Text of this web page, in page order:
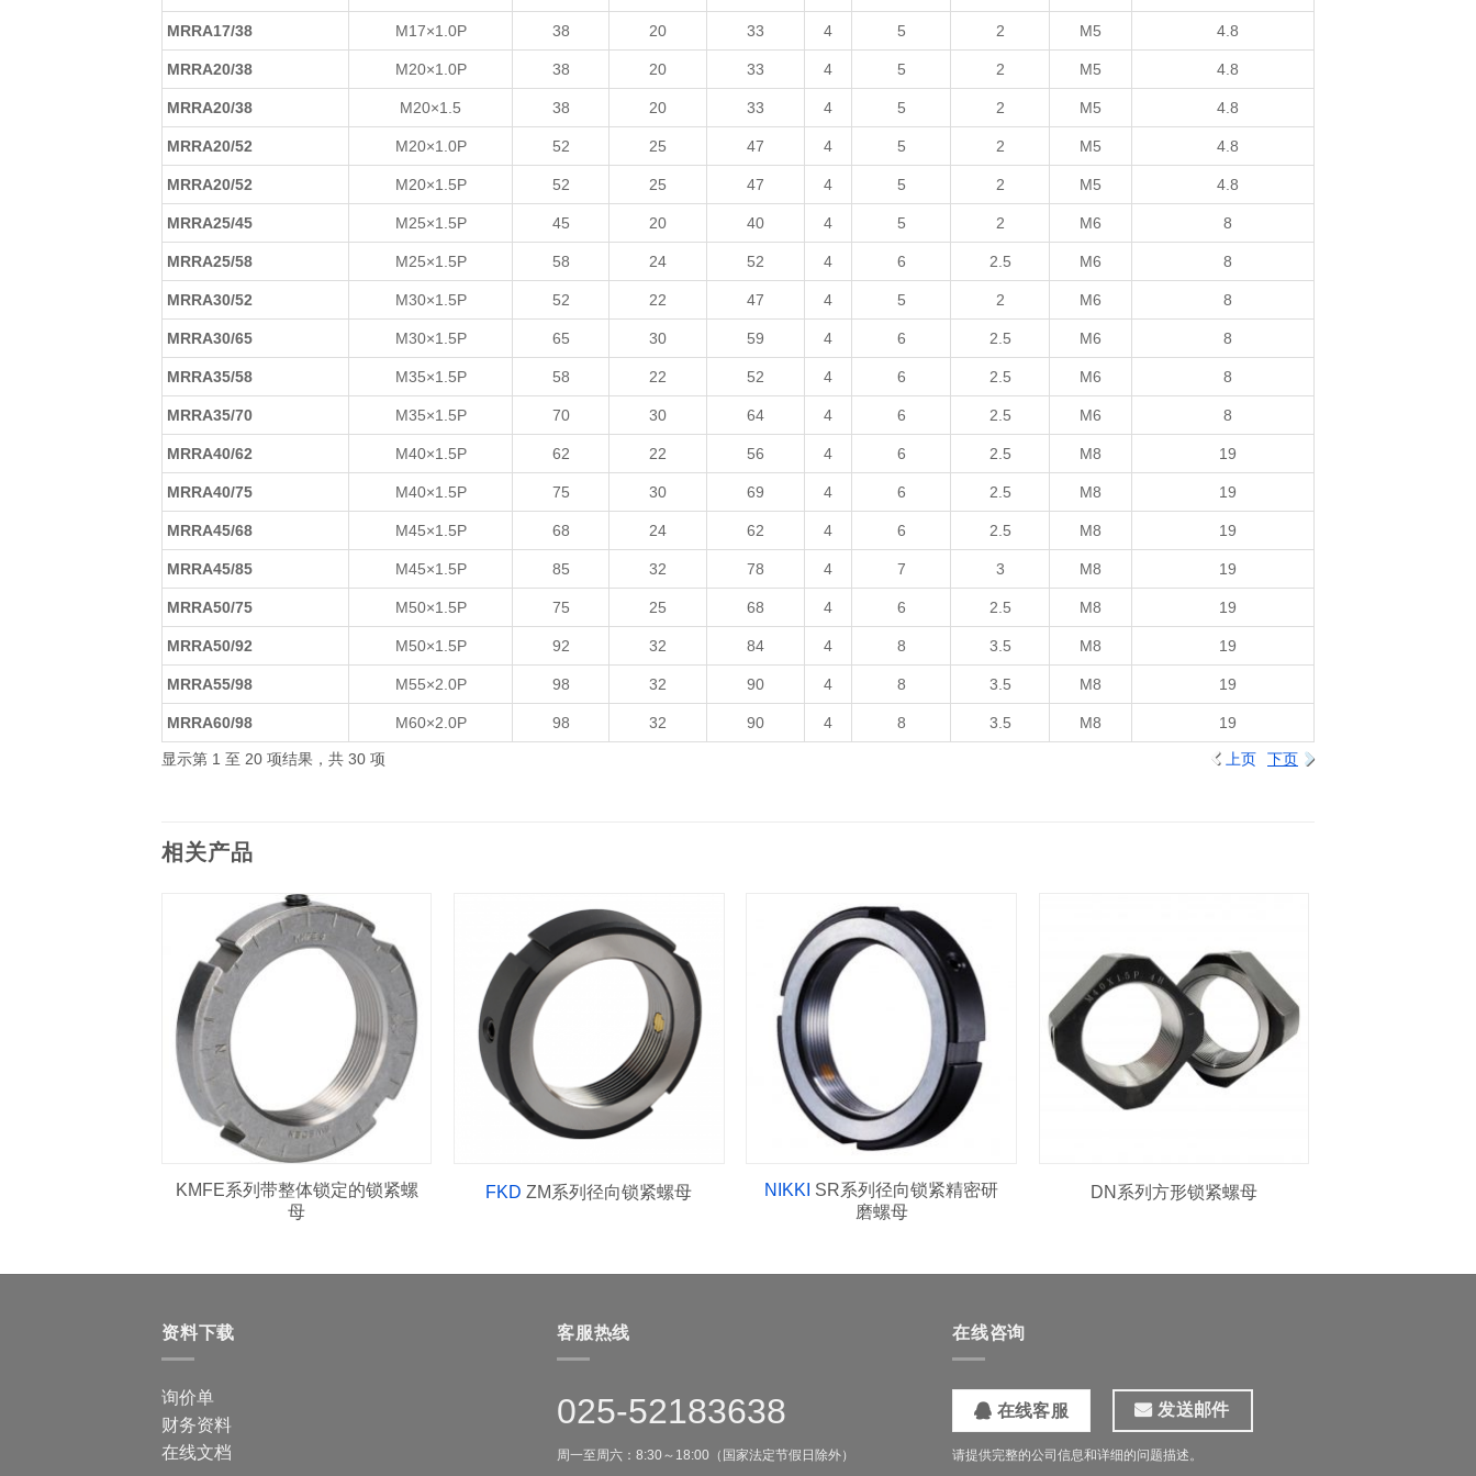
MRRA17/38 M17×1.0P 38 20 33 4 5 2 M5 4.8
MRRA20/38 M20×1.0P 38 20 33 4 5 2 M5 4.8
MRRA20/38 M20×1.5 38 20 33 4 5 2 M5 4.8
MRRA20/52 M20×1.0P 52 25 47 4 5 2 M5 4.8
MRRA20/52 M20×1.5P 52 25 47 4 5 2 M5 4.8
MRRA25/45 M25×1.5P 45 20 40 4 5 2 M6 8
MRRA25/58 M25×1.5P 58 24 52 4 6 2.5 M6 8
MRRA30/52 M30×1.5P 52 22 47 4 5 2 M6 8
MRRA30/65 M30×1.5P 65 30 59 4 6 2.5 M6 8
MRRA35/58 M35×1.5P 58 22 52 4 6 2.5 M6 8
MRRA35/70 M35×1.5P 70 30 64 4 6 2.5 M6 8
MRRA40/62 M40×1.5P 62 22 56 4 6 2.5 M8 19
MRRA40/75 M40×1.5P 75 30 69 4 6 2.5 M8 19
MRRA45/68 M45×1.5P 68 24 62 4 6 2.5 M8 19
MRRA45/85 M45×1.5P 85 32 78 4 7 3 M8 19
MRRA50/75 M50×1.5P 75 25 68 4 6 2.5 M8 19
MRRA50/92 M50×1.5P 92 32 84 4 8 3.5 M8 19
MRRA55/98 M55×2.0P 98 32 90 4 8 3.5 M8 19
MRRA60/98 M60×2.0P 98 32 90 4 8 3.5 M8 19
显示第 1 至 20 项结果，共 30 项 上页 下页
相关产品
KMFE系列带整体锁定的锁紧螺
母
FKD ZM系列径向锁紧螺母 NIKKI SR系列径向锁紧精密研
磨螺母
DN系列方形锁紧螺母
资料下载
询价单
财务资料
在线文档
客服热线
025-52183638
周一至周六：8:30～18:00（国家法定节假日除外）
在线咨询
在线客服 发送邮件
请提供完整的公司信息和详细的问题描述。